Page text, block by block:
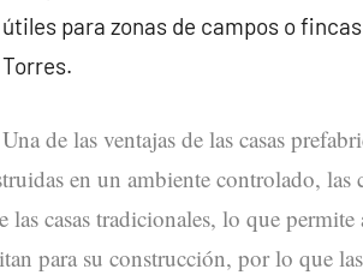
útiles para zonas de campos o
Torres.
Una de las ventajas de las casas
en un ambiente controlado, las
las casas tradicionales, lo que
para su construcción, por lo que